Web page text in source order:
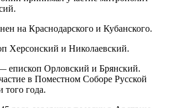
на Краснодарского и Кубанского.
Херсонский и Николаевский.
епископ Орловский и Брянский.
в Поместном Соборе Русской
того года.